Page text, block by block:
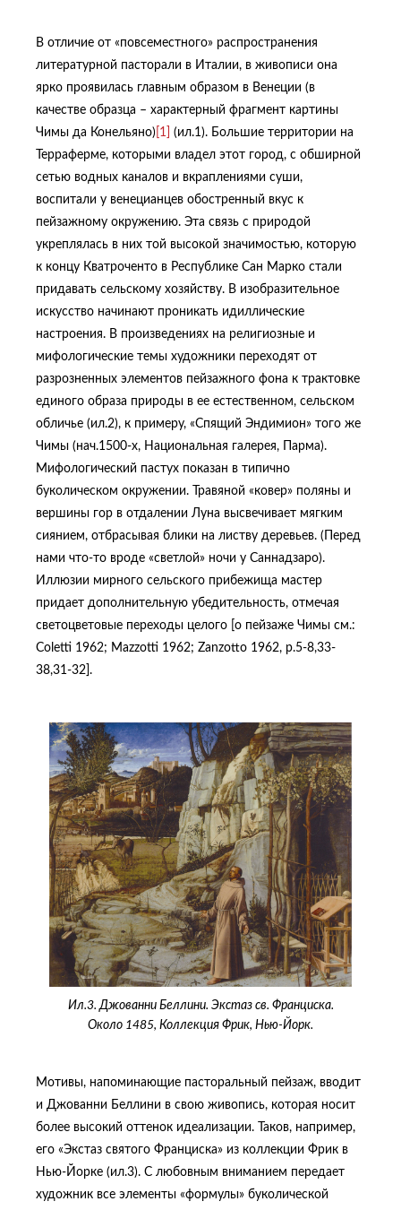
В отличие от «повсеместного» распространения
литературной пасторали в Италии, в живописи она
ярко проявилась главным образом в Венеции (в
качестве образца – характерный фрагмент картины
Чимы да Конельяно) [1] (ил.1). Большие территории на
Терраферме, которыми владел этот город, с обширной
сетью водных каналов и вкраплениями суши,
воспитали у венецианцев обостренный вкус к
пейзажному окружению. Эта связь с природой
укреплялась в них той высокой значимостью, которую
к концу Кватроченто в Республике Сан Марко стали
придавать сельскому хозяйству. В изобразительное
искусство начинают проникать идиллические
настроения. В произведениях на религиозные и
мифологические темы художники переходят от
разрозненных элементов пейзажного фона к трактовке
единого образа природы в ее естественном, сельском
обличье (ил.2), к примеру, «Спящий Эндимион» того же
Чимы (нач.1500-х, Национальная галерея, Парма).
Мифологический пастух показан в типично
буколическом окружении. Травяной «ковер» поляны и
вершины гор в отдалении Луна высвечивает мягким
сиянием, отбрасывая блики на листву деревьев. (Перед
нами что-то вроде «светлой» ночи у Саннадзаро).
Иллюзии мирного сельского прибежища мастер
придает дополнительную убедительность, отмечая
светоцветовые переходы целого [о пейзаже Чимы см.:
Coletti 1962; Mazzotti 1962; Zanzotto 1962, p.5-8,33-
38,31-32].
Ил.3. Джованни Беллини. Экстаз св. Франциска.
Около 1485, Коллекция Фрик, Нью-Йорк.
Мотивы, напоминающие пасторальный пейзаж, вводит
и Джованни Беллини в свою живопись, которая носит
более высокий оттенок идеализации. Таков, например,
его «Экстаз святого Франциска» из коллекции Фрик в
Нью-Йорке (ил.3). С любовным вниманием передает
художник все элементы «формулы» буколической